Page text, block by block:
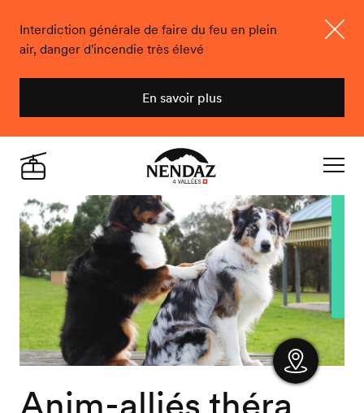
Interdiction générale de faire du feu en plein
air, danger d'incendie très élevé
En savoir plus
Nendaz
Afficher